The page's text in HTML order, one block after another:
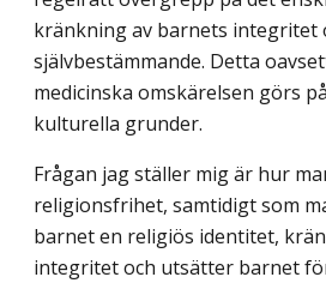
kränk­ning av barnets integritet
självbestämmande. Detta
medicinska omskärelsen görs
kulturella grunder.
Frågan jag ställer mig är hur
religionsfrihet, samtidigt som
barnet en religiös identitet,
integritet och utsätter barnet